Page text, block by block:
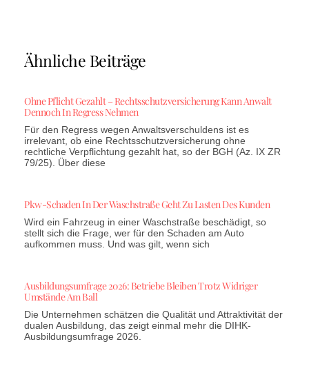
Ähnliche Beiträge
Ohne Pflicht Gezahlt – Rechtsschutzversicherung Kann Anwalt
Dennoch In Regress Nehmen
Für den Regress wegen Anwaltsverschuldens ist es
irrelevant, ob eine Rechtsschutzversicherung ohne
rechtliche Verpflichtung gezahlt hat, so der BGH (Az. IX ZR
79/25). Über diese
Pkw-Schaden In Der Waschstraße Geht Zu Lasten Des Kunden
Wird ein Fahrzeug in einer Waschstraße beschädigt, so
stellt sich die Frage, wer für den Schaden am Auto
aufkommen muss. Und was gilt, wenn sich
Ausbildungsumfrage 2026: Betriebe Bleiben Trotz Widriger
Umstände Am Ball
Die Unternehmen schätzen die Qualität und Attraktivität der
dualen Ausbildung, das zeigt einmal mehr die DIHK-
Ausbildungsumfrage 2026.